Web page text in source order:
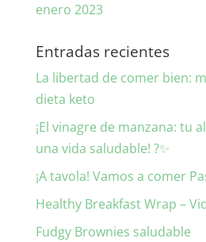
enero 2023
Entradas recientes
La libertad de comer bien:
dieta keto
¡El vinagre de manzana: tu
una vida saludable! ?✨
¡A tavola! Vamos a comer
Healthy Breakfast Wrap –
Fudgy Brownies saludable